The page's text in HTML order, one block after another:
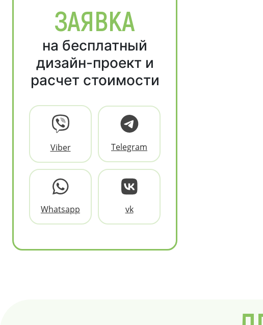
ЗАЯВКА
на бесплатный
дизайн-проект и
расчет стоимости
Viber Telegram
Whatsapp vk